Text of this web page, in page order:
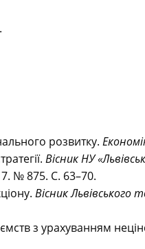
розвитку.
Вісник НУ
№ 875. С. 63–70.
Вісник Львівського
з урахуванням